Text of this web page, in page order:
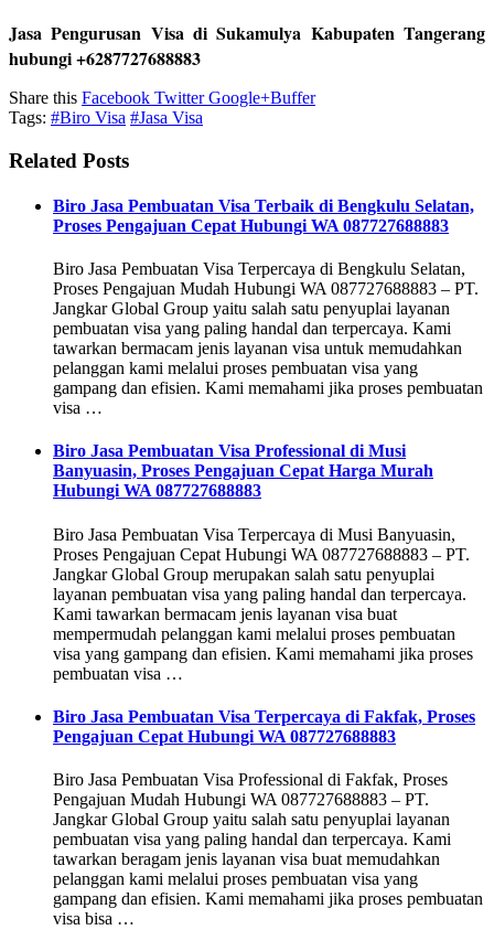
Jasa Pengurusan Visa di Sukamulya Kabupaten Tangerang
hubungi +6287727688883
Share this Facebook TwitterGoogle+Buffer
Tags: #Biro Visa #Jasa Visa
Related Posts
Biro Jasa Pembuatan Visa Terbaik di Bengkulu Selatan,
Proses Pengajuan Cepat Hubungi WA 087727688883
Biro Jasa Pembuatan Visa Terpercaya di Bengkulu Selatan,
Proses Pengajuan Mudah Hubungi WA 087727688883 – PT.
Jangkar Global Group yaitu salah satu penyuplai layanan
pembuatan visa yang paling handal dan terpercaya. Kami
tawarkan bermacam jenis layanan visa untuk memudahkan
pelanggan kami melalui proses pembuatan visa yang
gampang dan efisien. Kami memahami jika proses pembuatan
visa …
Biro Jasa Pembuatan Visa Professional di Musi
Banyuasin, Proses Pengajuan Cepat Harga Murah
Hubungi WA 087727688883
Biro Jasa Pembuatan Visa Terpercaya di Musi Banyuasin,
Proses Pengajuan Cepat Hubungi WA 087727688883 – PT.
Jangkar Global Group merupakan salah satu penyuplai
layanan pembuatan visa yang paling handal dan terpercaya.
Kami tawarkan bermacam jenis layanan visa buat
mempermudah pelanggan kami melalui proses pembuatan
visa yang gampang dan efisien. Kami memahami jika proses
pembuatan visa …
Biro Jasa Pembuatan Visa Terpercaya di Fakfak, Proses
Pengajuan Cepat Hubungi WA 087727688883
Biro Jasa Pembuatan Visa Professional di Fakfak, Proses
Pengajuan Mudah Hubungi WA 087727688883 – PT.
Jangkar Global Group yaitu salah satu penyuplai layanan
pembuatan visa yang paling handal dan terpercaya. Kami
tawarkan beragam jenis layanan visa buat memudahkan
pelanggan kami melalui proses pembuatan visa yang
gampang dan efisien. Kami memahami jika proses pembuatan
visa bisa …